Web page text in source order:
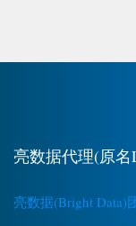
亮数据代理(原名
亮数据(Bright Data)